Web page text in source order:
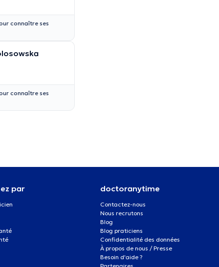
connaître ses
connaître ses
par doctoranytime
Contactez-nous
Nous recrutons
Blog
Blog praticiens
Confidentialité des données
À propos de nous / Presse
Besoin d'aide ?
Partenaires